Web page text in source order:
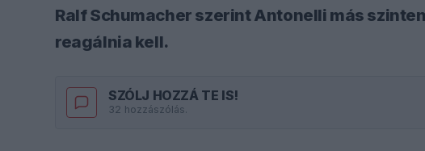
Ralf Schumacher szerint Antonelli más
reagálnia kell.
SZÓLJ HOZZÁ TE IS!
32 hozzászólás.